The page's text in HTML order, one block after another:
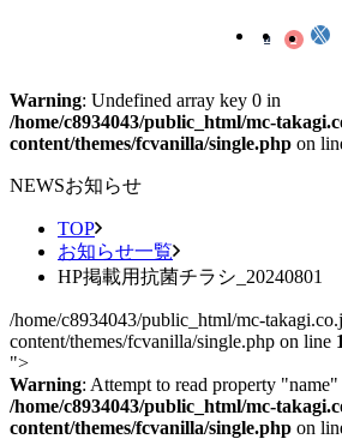
Warning: Undefined array key 0 in
/home/c8934043/public_html/mc-
content/themes/fcvanilla/single.php on
NEWSお知らせ
TOP
お知らせ一覧
HP掲載用抗菌チラシ_20240801
/home/c8934043/public_html/mc-
content/themes/fcvanilla/single.php on line
">
Warning: Attempt to read property
/home/c8934043/public_html/mc-
content/themes/fcvanilla/single.php on